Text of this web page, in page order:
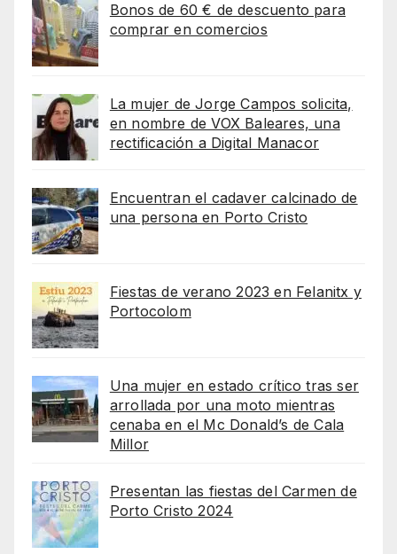
Bonos de 60 € de descuento para
comprar en comercios
La mujer de Jorge Campos solicita,
en nombre de VOX Baleares, una
rectificación a Digital Manacor
Encuentran el cadaver calcinado de
una persona en Porto Cristo
Fiestas de verano 2023 en Felanitx y
Portocolom
Una mujer en estado crítico tras ser
arrollada por una moto mientras
cenaba en el Mc Donald’s de Cala
Millor
Presentan las fiestas del Carmen de
Porto Cristo 2024